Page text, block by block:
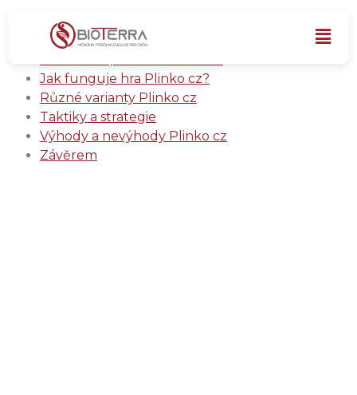
Zábavné štěstí v akci – až 500x násobek vaší
sázky čeká s plinko cz a jednoduchou
Jak funguje hra Plinko cz?
Různé varianty Plinko cz
Taktiky a strategie
Výhody a nevýhody Plinko cz
Závěrem